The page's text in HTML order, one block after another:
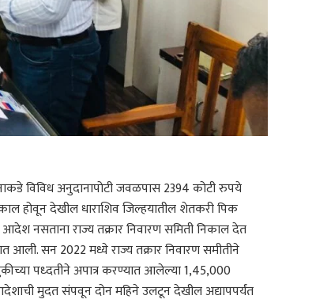
विविध अनुदानापोटी जवळपास 2394 कोटी रुपये
होवून देखील धाराशिव जिल्हयातील शेतकरी पिक
नसताना राज्य तक्रार निवारण समिती निकाल देत
आली. सन 2022 मध्ये राज्य तक्रार निवारण समीतीने
पध्दतीने अपात्र करण्यात आलेल्या 1,45,000
मुदत संपवून दोन महिने उलटून देखील अद्यापपर्यंत